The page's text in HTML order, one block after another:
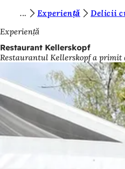
Salt la conținut
u
n
t
e
ț
i
a
i
Experiență Delicii
Experiență
Restaurant Kellerskopf
Restaurantul Kellerskopf a primit